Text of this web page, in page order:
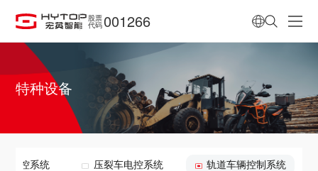
股票
代码 001266
特种设备
电控系统 压裂车电控系统 轨道车辆控制系统